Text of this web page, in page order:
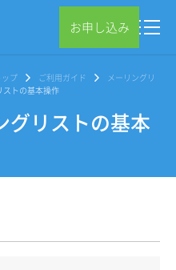
お申し込み
プ ご利用ガイド
メーリングリ
ストの基本操作
グリストの基本